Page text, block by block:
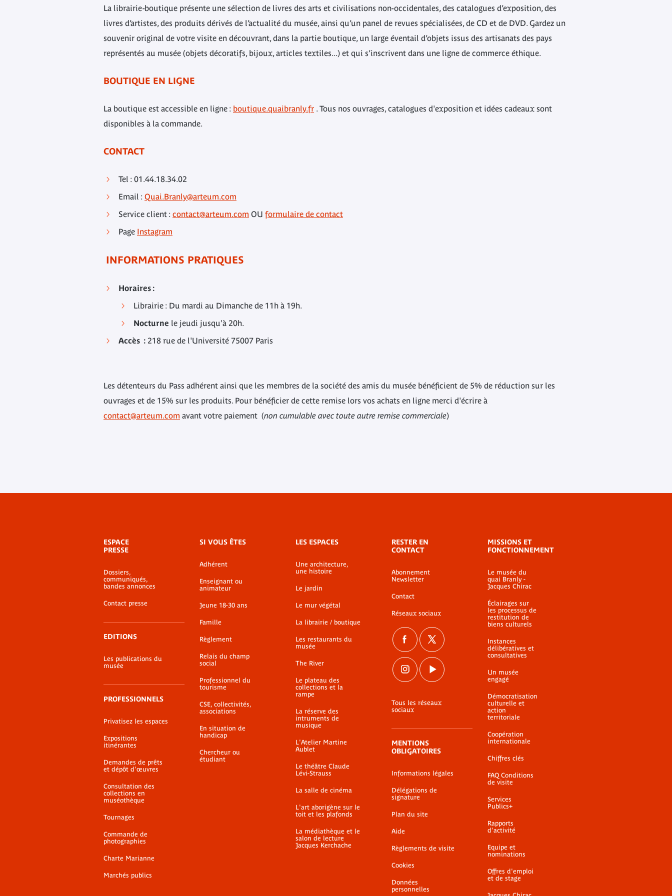
La librairie-boutique présente une sélection de livres des arts et civilisations non-occidentales, des catalogues d’exposition, des
livres d’artistes, des produits dérivés de l’actualité du musée, ainsi qu’un panel de revues spécialisées, de CD et de DVD. Gardez un
souvenir original de votre visite en découvrant, dans la partie boutique, un large éventail d’objets issus des artisanats des pays
représentés au musée (objets décoratifs, bijoux, articles textiles...) et qui s’inscrivent dans une ligne de commerce éthique.
BOUTIQUE EN LIGNE
La boutique est accessible en ligne : boutique.quaibranly.fr . Tous nos ouvrages, catalogues d'exposition et idées cadeaux sont
disponibles à la commande.
CONTACT
Tel : 01.44.18.34.02
Email : Quai.Branly@arteum.com
Service client : contact@arteum.com OU formulaire de contact
Page Instagram
INFORMATIONS PRATIQUES
Horaires :
Librairie : Du mardi au Dimanche de 11h à 19h.
Nocturne le jeudi jusqu'à 20h.
Accès : 218 rue de l'Université 75007 Paris
Les détenteurs du Pass adhérent ainsi que les membres de la société des amis du musée bénéficient de 5% de réduction sur les
ouvrages et de 15% sur les produits. Pour bénéficier de cette remise lors vos achats en ligne merci d'écrire à
contact@arteum.com avant votre paiement (non cumulable avec toute autre remise commerciale)
de
bas-
page
ESPACE
PRESSE
Dossiers,
communiqués,
bandes annonces
Contact presse
EDITIONS
Les publications du
musée
PROFESSIONNELS
Privatisez les espaces
Expositions
itinérantes
Demandes de prêts
et dépôt d'œuvres
Consultation des
collections en
muséothèque
Tournages
Commande de
photographies
Charte Marianne
Marchés publics
SI VOUS ÊTES
Adhérent
Enseignant ou
animateur
Jeune 18-30 ans
Famille
Règlement
Relais du champ
social
Professionnel du
tourisme
CSE, collectivités,
associations
En situation de
handicap
Chercheur ou
étudiant
LES ESPACES
Une architecture,
une histoire
Le jardin
Le mur végétal
La librairie / boutique
Les restaurants du
musée
The River
Le plateau des
collections et la
rampe
La réserve des
intruments de
musique
L'Atelier Martine
Aublet
Le théâtre Claude
Lévi-Strauss
La salle de cinéma
L'art aborigène sur le
toit et les plafonds
La médiathèque et le
salon de lecture
Jacques Kerchache
RESTER EN
CONTACT
Abonnement
Newsletter
Contact
Réseaux sociaux
Tous les réseaux
sociaux
MENTIONS
OBLIGATOIRES
Informations légales
Délégations de
signature
Plan du site
Aide
Règlements de visite
Cookies
Données
personnelles
MISSIONS ET
FONCTIONNEMENT
Le musée du
quai Branly -
Jacques Chirac
Éclairages sur
les processus de
restitution de
biens culturels
Instances
délibératives et
consultatives
Un musée
engagé
Démocratisation
culturelle et
action
territoriale
Coopération
internationale
Chiffres clés
FAQ Conditions
de visite
Services
Publics+
Rapports
d'activité
Equipe et
nominations
Offres d'emploi
et de stage